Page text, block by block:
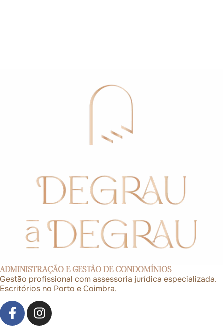
ADMINISTRAÇÃO E GESTÃO DE CONDOMÍNIOS
Gestão profissional com assessoria jurídica especializada.
Escritórios no Porto e Coimbra.